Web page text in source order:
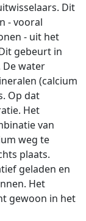
Dit
- vooral
- uit het
gebeurt in
De water
(calcium
Op dat
Het
van
weg te
plaats.
geladen en
Het
gewoon in het